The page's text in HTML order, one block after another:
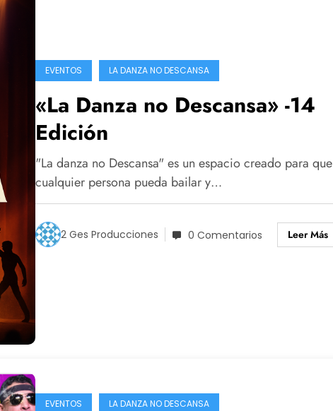
EVENTOS LA DANZA NO DESCANSA
«La Danza no Descansa» -14
Edición
"La danza no Descansa" es un espacio creado para que
cualquier persona pueda bailar y…
2 Ges Producciones 0 Comentarios Leer Más
EVENTOS LA DANZA NO DESCANSA